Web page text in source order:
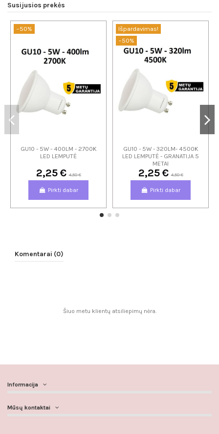
Susijusios prekės
−50%
GU10 - 5W - 400LM - 2700K
LED LEMPUTĖ
2,25 €4,50 €
Pirkti dabar
Išpardavimas!
−50%
GU10 - 5W - 320LM- 4500K
LED LEMPUTĖ - GRANATIJA 5
METAI
2,25 €4,50 €
Pirkti dabar
Komentarai (0)
Šiuo metu klientų atsiliepimų nėra.
Informacija
Mūsų kontaktai